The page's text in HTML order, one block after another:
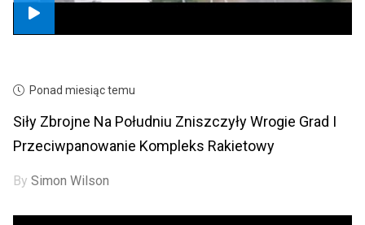
Ponad miesiąc temu
Siły Zbrojne Na Południu Zniszczyły Wrogie Grad I
Przeciwpanowanie Kompleks Rakietowy
BySimon Wilson